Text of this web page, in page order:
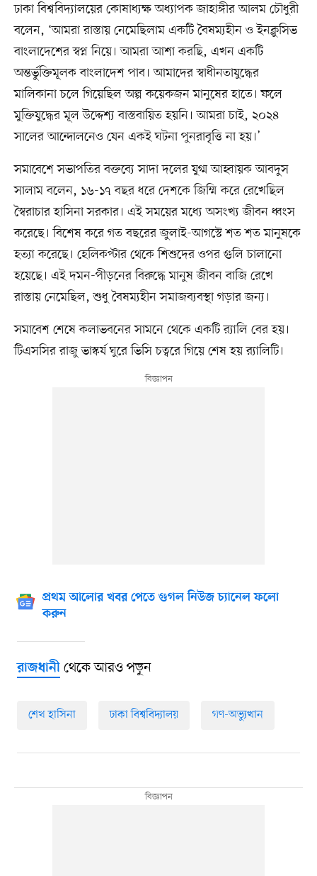
ঢাকা বিশ্ববিদ্যালয়ের কোষাধ্যক্ষ অধ্যাপক জাহাঙ্গীর আলম চৌধুরী
বলেন, ‘আমরা রাস্তায় নেমেছিলাম একটি বৈষম্যহীন ও ইনক্লুসিভ
বাংলাদেশের স্বপ্ন নিয়ে। আমরা আশা করছি, এখন একটি
অন্তর্ভুক্তিমূলক বাংলাদেশ পাব। আমাদের স্বাধীনতাযুদ্ধের
মালিকানা চলে গিয়েছিল অল্প কয়েকজন মানুষের হাতে। ফলে
মুক্তিযুদ্ধের মূল উদ্দেশ্য বাস্তবায়িত হয়নি। আমরা চাই, ২০২৪
সালের আন্দোলনেও যেন একই ঘটনা পুনরাবৃত্তি না হয়।’
সমাবেশে সভাপতির বক্তব্যে সাদা দলের যুগ্ম আহ্বায়ক আবদুস
সালাম বলেন, ১৬-১৭ বছর ধরে দেশকে জিম্মি করে রেখেছিল
স্বৈরাচার হাসিনা সরকার। এই সময়ের মধ্যে অসংখ্য জীবন ধ্বংস
করেছে। বিশেষ করে গত বছরের জুলাই-আগস্টে শত শত মানুষকে
হত্যা করেছে। হেলিকপ্টার থেকে শিশুদের ওপর গুলি চালানো
হয়েছে। এই দমন-পীড়নের বিরুদ্ধে মানুষ জীবন বাজি রেখে
রাস্তায় নেমেছিল, শুধু বৈষম্যহীন সমাজব্যবস্থা গড়ার জন্য।
সমাবেশ শেষে কলাভবনের সামনে থেকে একটি র‌্যালি বের হয়।
টিএসসির রাজু ভাস্কর্য ঘুরে ভিসি চত্বরে গিয়ে শেষ হয় র‍্যালিটি।
প্রথম আলোর খবর পেতে গুগল নিউজ চ্যানেল ফলো
করুন
রাজধানীথেকে আরও পড়ুন
শেখ হাসিনা ঢাকা বিশ্ববিদ্যালয় গণ-অভ্যুত্থান